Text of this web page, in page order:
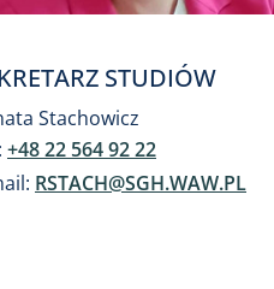
STUDIÓW
Stachowicz
+48 22 564 92 22
RSTACH@SGH.WAW.PL